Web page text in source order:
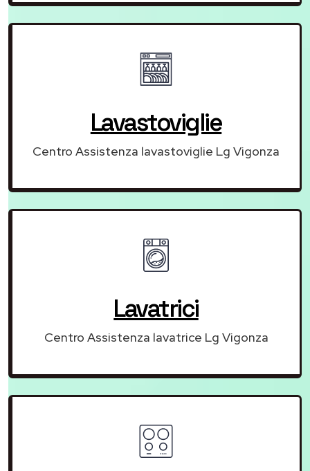
Lavastoviglie
Centro Assistenza lavastoviglie Lg Vigonza
Lavatrici
Centro Assistenza lavatrice Lg Vigonza